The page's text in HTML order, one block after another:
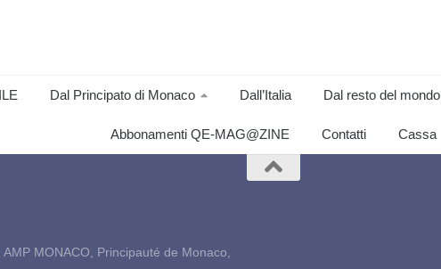
Dal Principato di Monaco Dall’Italia Dal resto del mondo
Abbonamenti QE-MAG@ZINE Contatti Cassa
MONACO, Principauté de Monaco,